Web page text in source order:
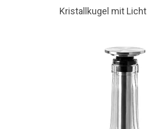
Kristallkugel mit Licht